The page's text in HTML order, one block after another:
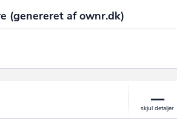
(genereret af ownr.dk)